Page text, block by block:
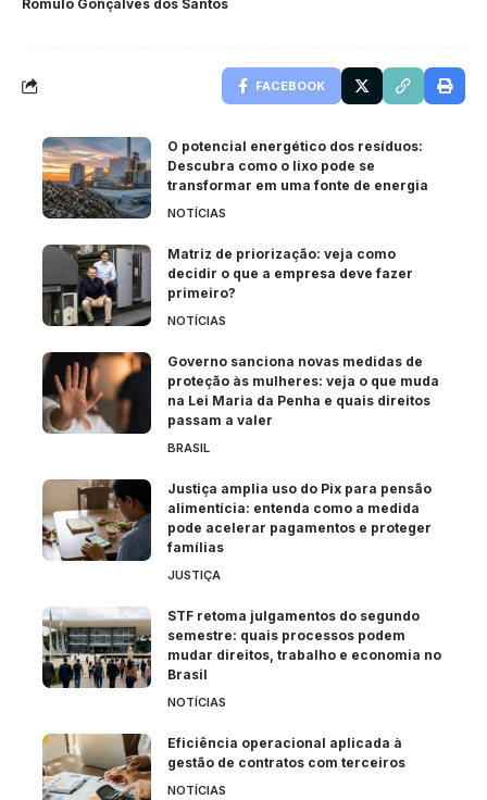
Rômulo Gonçalves dos Santos
FACEBOOK
O potencial energético dos resíduos:
Descubra como o lixo pode se
transformar em uma fonte de energia
NOTÍCIAS
Matriz de priorização: veja como
decidir o que a empresa deve fazer
primeiro?
NOTÍCIAS
Governo sanciona novas medidas de
proteção às mulheres: veja o que muda
na Lei Maria da Penha e quais direitos
passam a valer
BRASIL
Justiça amplia uso do Pix para pensão
alimentícia: entenda como a medida
pode acelerar pagamentos e proteger
famílias
JUSTIÇA
STF retoma julgamentos do segundo
semestre: quais processos podem
mudar direitos, trabalho e economia no
Brasil
NOTÍCIAS
Eficiência operacional aplicada à
gestão de contratos com terceiros
NOTÍCIAS